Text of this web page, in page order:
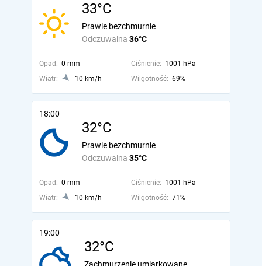
33°C
Odczuwalna 36°C
Prawie bezchmurnie
Opad: 0 mm Ciśnienie: 1001 hPa
Wiatr:
10 km/h Wilgotność: 69%
18:00
32°C
Odczuwalna 35°C
Prawie bezchmurnie
Opad: 0 mm Ciśnienie: 1001 hPa
Wiatr:
10 km/h Wilgotność: 71%
19:00
32°C